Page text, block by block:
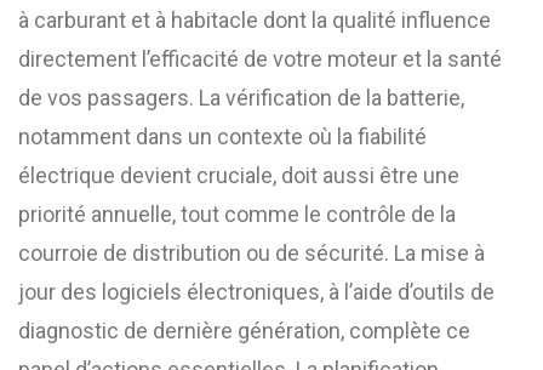
à carburant et à habitacle dont la qualité influence
directement l’efficacité de votre moteur et la santé
de vos passagers. La vérification de la batterie,
notamment dans un contexte où la fiabilité
électrique devient cruciale, doit aussi être une
priorité annuelle, tout comme le contrôle de la
courroie de distribution ou de sécurité. La mise à
jour des logiciels électroniques, à l’aide d’outils de
diagnostic de dernière génération, complète ce